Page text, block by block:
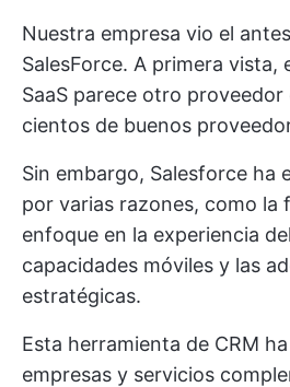
Nuestra empresa vio el
SalesForce. A primera vista,
SaaS parece otro proveedor
cientos de buenos
Sin embargo, Salesforce ha
por varias razones, como la
enfoque en la experiencia
capacidades móviles y las
estratégicas.
Esta herramienta de CRM
empresas y servicios